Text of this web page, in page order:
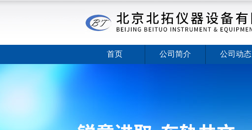
首页 公司简介 公司动态